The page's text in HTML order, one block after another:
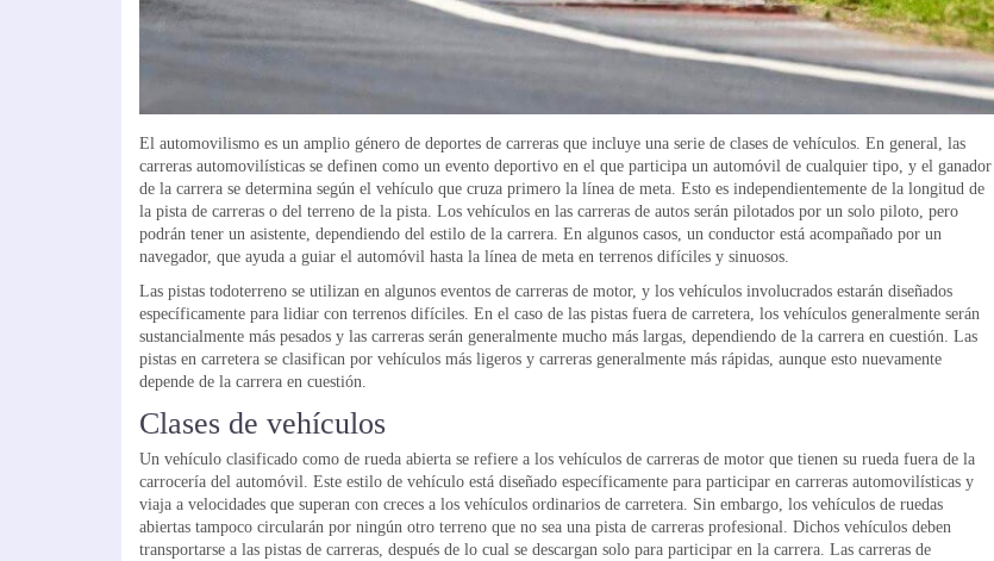
El automovilismo es un amplio género de deportes de carreras que incluye una serie de clases de vehículos. En general, las
carreras automovilísticas se definen como un evento deportivo en el que participa un automóvil de cualquier tipo, y el ganador
de la carrera se determina según el vehículo que cruza primero la línea de meta. Esto es independientemente de la longitud de
la pista de carreras o del terreno de la pista. Los vehículos en las carreras de autos serán pilotados por un solo piloto, pero
podrán tener un asistente, dependiendo del estilo de la carrera. En algunos casos, un conductor está acompañado por un
navegador, que ayuda a guiar el automóvil hasta la línea de meta en terrenos difíciles y sinuosos.
Las pistas todoterreno se utilizan en algunos eventos de carreras de motor, y los vehículos involucrados estarán diseñados
específicamente para lidiar con terrenos difíciles. En el caso de las pistas fuera de carretera, los vehículos generalmente serán
sustancialmente más pesados ​​y las carreras serán generalmente mucho más largas, dependiendo de la carrera en cuestión. Las
pistas en carretera se clasifican por vehículos más ligeros y carreras generalmente más rápidas, aunque esto nuevamente
depende de la carrera en cuestión.
Clases de vehículos
Un vehículo clasificado como de rueda abierta se refiere a los vehículos de carreras de motor que tienen su rueda fuera de la
carrocería del automóvil. Este estilo de vehículo está diseñado específicamente para participar en carreras automovilísticas y
viaja a velocidades que superan con creces a los vehículos ordinarios de carretera. Sin embargo, los vehículos de ruedas
abiertas tampoco circularán por ningún otro terreno que no sea una pista de carreras profesional. Dichos vehículos deben
transportarse a las pistas de carreras, después de lo cual se descargan solo para participar en la carrera. Las carreras de